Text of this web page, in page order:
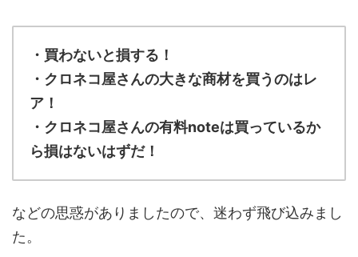
・買わないと損する！
・クロネコ屋さんの大きな商材を買うのはレ
ア！
・クロネコ屋さんの有料noteは買っているか
ら損はないはずだ！
などの思惑がありましたので、迷わず飛び込みまし
た。